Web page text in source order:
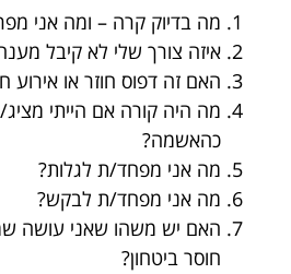
מה בדיוק קרה – ומה אני
איזה צורך שלי לא קיבל
האם זה דפוס חוזר או אירוע
מה היה קורה אם הייתי
כהאשמה?
מה אני מפחד/ת לגלות?
מה אני מפחד/ת לבקש?
האם יש משהו שאני עושה
חוסר ביטחון?